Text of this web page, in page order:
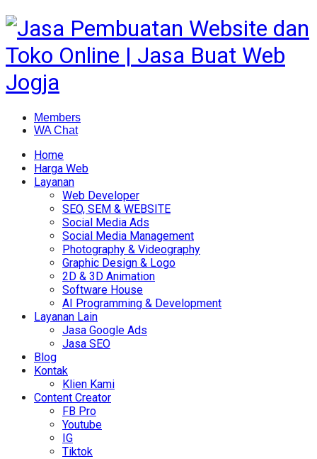
Members
WA Chat
Home
Harga Web
Layanan
Web Developer
SEO, SEM & WEBSITE
Social Media Ads
Social Media Management
Photography & Videography
Graphic Design & Logo
2D & 3D Animation
Software House
AI Programming & Development
Layanan Lain
Jasa Google Ads
Jasa SEO
Blog
Kontak
Klien Kami
Content Creator
FB Pro
Youtube
IG
Tiktok